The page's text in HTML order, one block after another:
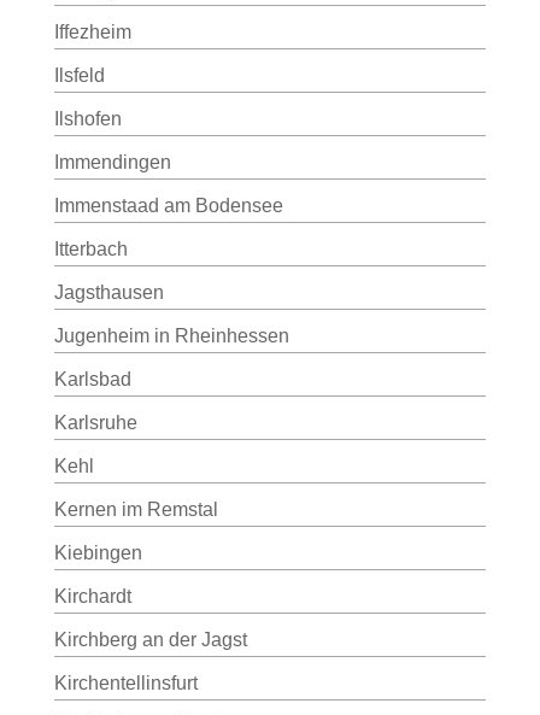
Iffezheim
Ilsfeld
Ilshofen
Immendingen
Immenstaad am Bodensee
Itterbach
Jagsthausen
Jugenheim in Rheinhessen
Karlsbad
Karlsruhe
Kehl
Kernen im Remstal
Kiebingen
Kirchardt
Kirchberg an der Jagst
Kirchentellinsfurt